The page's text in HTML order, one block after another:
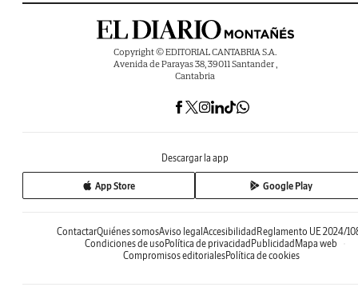
Copyright © EDITORIAL CANTABRIA S.A.
Avenida de Parayas 38, 39011 Santander ,
Cantabria
Descargar la app
App Store Google Play
ContactarQuiénes somosAviso legal Accesibilidad Reglamento UE 2024/
Condiciones de uso Política de privacidad Publicidad Mapa web
Compromisos editorialesPolítica de cookies